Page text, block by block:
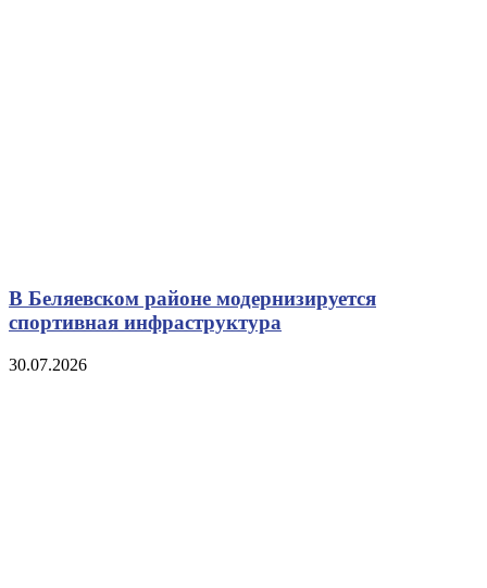
В Беляевском районе модернизируется
спортивная инфраструктура
30.07.2026